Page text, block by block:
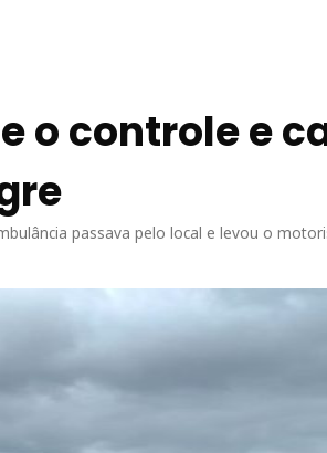
o controle e
passava pelo local e levou o